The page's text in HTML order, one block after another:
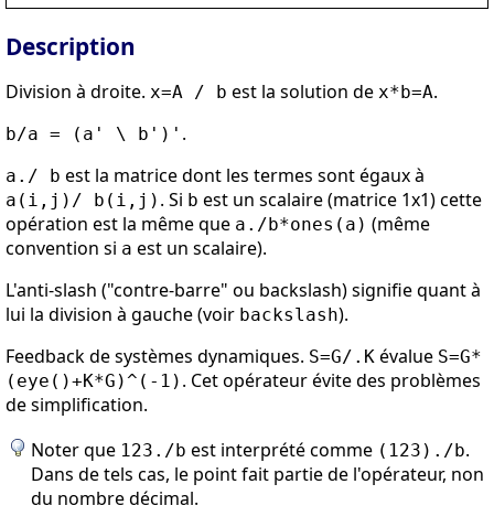
Description
Division à droite. x=A / b est la solution de x*b=A.
b/a = (a' \ b')' .
a./ b est la matrice dont les termes sont égaux à
a(i,j)/ b(i,j) . Si b est un scalaire (matrice 1x1) cette
opération est la même que a./b*ones(a) (même
convention si a est un scalaire).
L'anti-slash ("contre-barre" ou backslash) signifie quant à
lui la division à gauche (voir backslash).
Feedback de systèmes dynamiques. S=G/.K évalue S=G*
(eye()+K*G)^(-1) . Cet opérateur évite des problèmes
de simplification.
Noter que 123./b est interprété comme (123)./b.
Dans de tels cas, le point fait partie de l'opérateur, non
du nombre décimal.